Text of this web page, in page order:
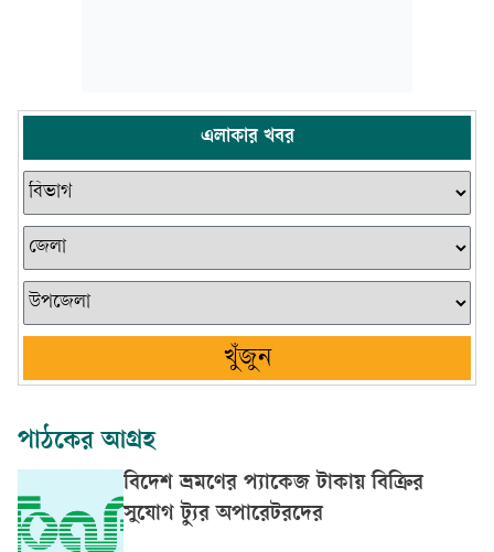
এলাকার খবর
খুঁজুন
পাঠকের আগ্রহ
বিদেশ ভ্রমণের প্যাকেজ টাকায় বিক্রির
সুযোগ ট্যুর অপারেটরদের